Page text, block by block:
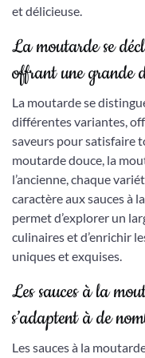
et délicieuse.
La moutarde se
offrant une grande
La moutarde se
différentes variantes,
saveurs pour satisfaire
moutarde douce, la
l’ancienne, chaque
caractère aux sauces à
permet d’explorer un
culinaires et d’enrichir
uniques et exquises.
Les sauces à la
s’adaptent à de
Les sauces à la